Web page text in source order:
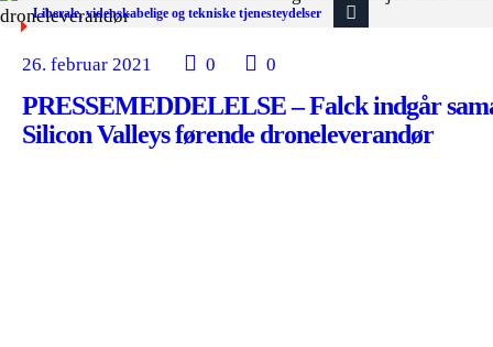
Liberale, videnskabelige og tekniske tjenesteydelser
26. februar 2021 0 0
PRESSEMEDDELELSE – Falck indgår
Silicon Valleys førende droneleverandør